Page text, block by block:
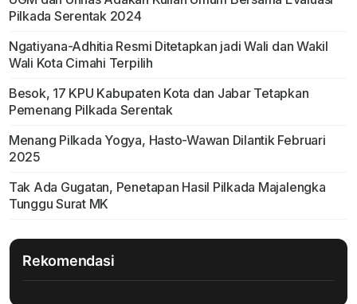
Pilkada Serentak 2024
Ngatiyana-Adhitia Resmi Ditetapkan jadi Wali dan Wakil
Wali Kota Cimahi Terpilih
Besok, 17 KPU Kabupaten Kota dan Jabar Tetapkan
Pemenang Pilkada Serentak
Menang Pilkada Yogya, Hasto-Wawan Dilantik Februari
2025
Tak Ada Gugatan, Penetapan Hasil Pilkada Majalengka
Tunggu Surat MK
Rekomendasi